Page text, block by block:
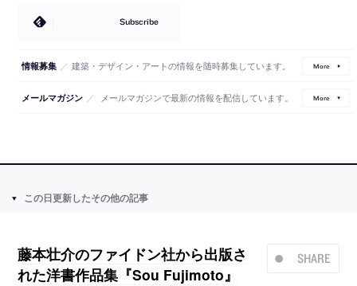
Subscribe
情報募集 ／ 建築・デザイン・アートの情報を随時募集しています。 More
メールマガジン ／ メールマガジンで最新の情報を配信しています。 More
この日更新したその他の記事
SHARE
藤本壮介のファイドン社から出版さ
れた洋書作品集『Sou Fujimoto』